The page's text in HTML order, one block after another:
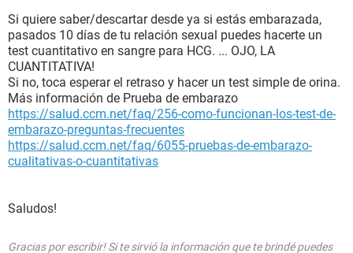
Si quiere saber/descartar desde ya si estás embarazada,
pasados 10 días de tu relación sexual puedes hacerte un
test cuantitativo en sangre para HCG. ... OJO, LA
CUANTITATIVA!
Si no, toca esperar el retraso y hacer un test simple de orina.
Más información de Prueba de embarazo
https://salud.ccm.net/faq/256-como-funcionan-los-test-de-
embarazo-preguntas-frecuentes
https://salud.ccm.net/faq/6055-pruebas-de-embarazo-
cualitativas-o-cuantitativas
Saludos!
Gracias por escribir! Si te sirvió la información que te brindé puedes